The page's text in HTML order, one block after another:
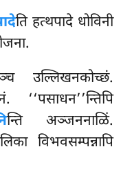
ति हत्थपादे धोविनी
उल्लिखनकोच्छं.
‘‘पसाधन’’न्तिपि
न्ति अञ्जननाळिं.
विभवसम्पन्नापि